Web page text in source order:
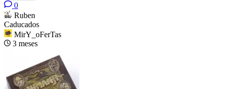
0
Ruben
Caducados
MirY_oFerTas
3 meses